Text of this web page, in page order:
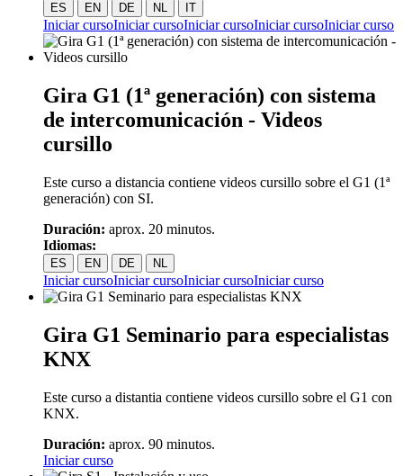
ES EN DE NL IT
Iniciar cursoIniciar cursoIniciar cursoIniciar cursoIniciar curso
Gira G1 (1ª generación) con sistema
de intercomunicación - Videos
cursillo
Este curso a distancia contiene videos cursillo sobre el G1 (1ª
generación) con SI.
Duración: aprox. 20 minutos.
Idiomas:
ES EN DE NL
Iniciar cursoIniciar cursoIniciar cursoIniciar curso
Gira G1 Seminario para especialistas
KNX
Este curso a distantia contiene videos cursillo sobre el G1 con
KNX.
Duración: aprox. 90 minutos.
Iniciar curso